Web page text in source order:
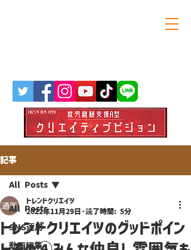
記事
All Posts
SNS運用
動画編集
All Posts
トレンドクリエイツのグッドポイン
トレンドクリエイツ
2022年11月29日
読了時間: 5分